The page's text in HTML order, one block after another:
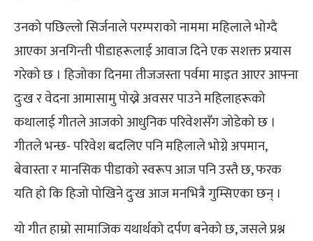
उनको पछिल्लो सिर्जनाले परम्पराको नाममा महिलाले भोग्दै
आएका अनगिन्ती पीडाहरूलाई आवाज दिने एक सशक्त प्रयास
गरेको छ । हिजोका दिनमा तीजजस्ता पर्वमा माइत आएर आफ्ना
दुःख र वेदना आमासामु पोख्ने अवसर पाउने महिलाहरूको
कथालाई गीतले आजको आधुनिक परिवेशसँग जोडेको छ ।
गीतले भन्छ- परिवेश बदलिए पनि महिलाले भोग्ने अपमान,
बेवास्ता र मानसिक पीडाको स्वरूप आज पनि उस्तै छ, फरक
यति हो कि हिजो पोखिने दुःख आज मनभित्रै गुम्सिएका छन् ।
यो गीत हाम्रो सामाजिक यथार्थको दर्पण बनेको छ, जसले प्रश्न